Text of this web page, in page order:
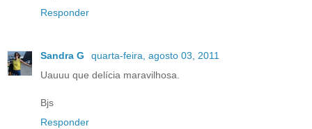
Responder
Sandra G
quarta-feira, agosto 03, 2011
Uauuu que delícia maravilhosa.
Bjs
Responder